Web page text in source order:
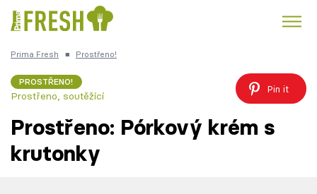
Česká kuchyně
Prima Fresh ■ Prostřeno!
PROSTŘENO!
Prostřeno, soutěžící
Pin it
Prostřeno: Pórkový krém s
krutonky